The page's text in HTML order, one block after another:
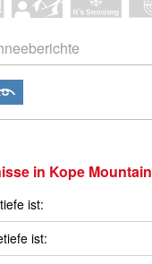
in Kope Mountain
ist:
ist: